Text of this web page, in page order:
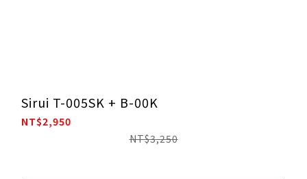
Sirui T-005SK + B-00K
NT$2,950
NT$3,250